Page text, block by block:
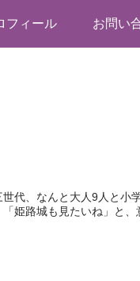
フィール お問い
代、なんと大人9人と小
姫路城も見たいね」と